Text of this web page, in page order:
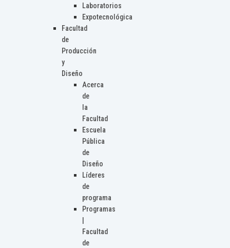
Laboratorios
Expotecnológica
Facultad
de
Producción
y
Diseño
Acerca
de
la
Facultad
Escuela
Pública
de
Diseño
Líderes
de
programa
Programas
Facultad
de